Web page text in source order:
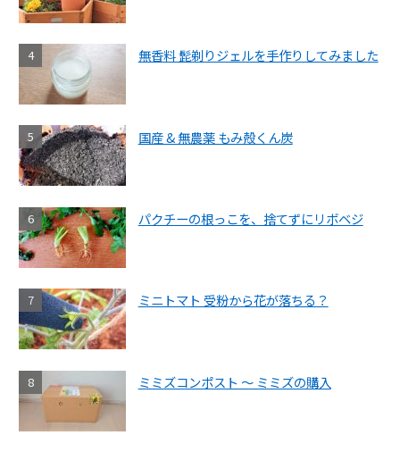
無香料 髭剃りジェルを手作りしてみました
国産 & 無農薬 もみ殻くん炭
パクチーの根っこを、捨てずにリボベジ
ミニトマト 受粉から花が落ちる？
ミミズコンポスト ～ ミミズの購入